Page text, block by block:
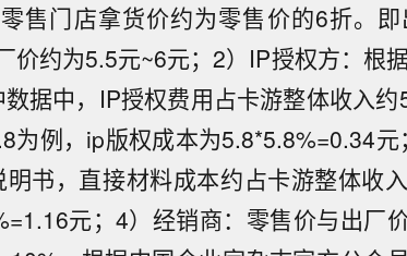
售门店拿货价约为零售价的6折。
价约为5.5元~6元；2）IP授权方：根
据中，IP授权费用占卡游整体收入
为例，ip版权成本为5.8*5.8%=0.34
书，直接材料成本约占卡游整体收
元；4）经销商：零售价与出厂